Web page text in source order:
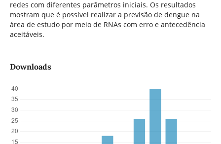
redes com diferentes parâmetros iniciais. Os resultados
mostram que é possível realizar a previsão de dengue na
área de estudo por meio de RNAs com erro e antecedência
aceitáveis.
Downloads